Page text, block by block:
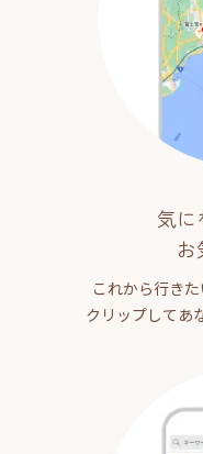
気に
これから行き
クリップしてあ